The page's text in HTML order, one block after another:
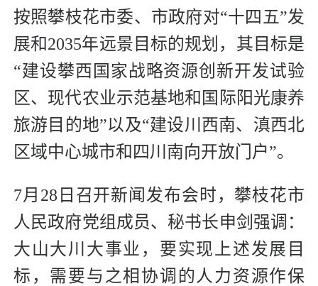
按照攀枝花市委、市政府对“十四五”发
展和2035年远景目标的规划，其目标是
“建设攀西国家战略资源创新开发试验
区、现代农业示范基地和国际阳光康养
旅游目的地”以及“建设川西南、滇西北
区域中心城市和四川南向开放门户”。
7月28日召开新闻发布会时，攀枝花市
人民政府党组成员、秘书长申剑强调：
大山大川大事业，要实现上述发展目
标，需要与之相协调的人力资源作保